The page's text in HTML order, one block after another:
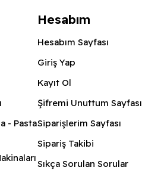
- Pasta
Hesabım
Hesabım Sayfası
Giriş Yap
Kayıt Ol
Şifremi Unuttum Sayfası
Siparişlerim Sayfası
Sipariş Takibi
Sıkça Sorulan Sorular